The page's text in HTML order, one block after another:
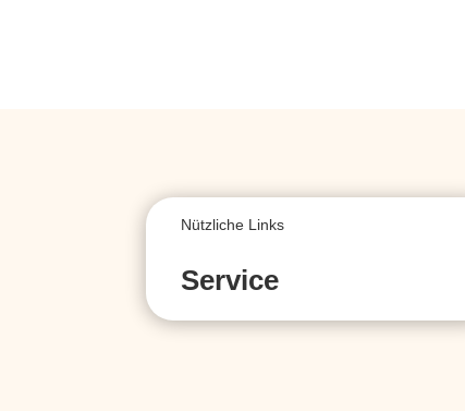
Nützliche Links
Service